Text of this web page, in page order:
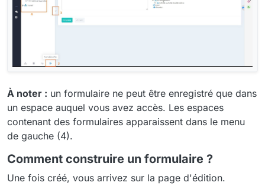
À noter : un formulaire ne peut être enregistré que dans
un espace auquel vous avez accès. Les espaces
contenant des formulaires apparaissent dans le menu
de gauche (4).
Comment construire un formulaire ?
Une fois créé, vous arrivez sur la page d'édition.